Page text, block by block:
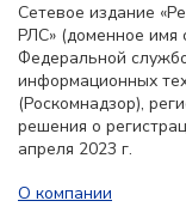
Сетевое издание
РЛС» (доменное имя
Федеральной
информационных
(Роскомнадзор),
решения о
апреля 2023 г.
О компании